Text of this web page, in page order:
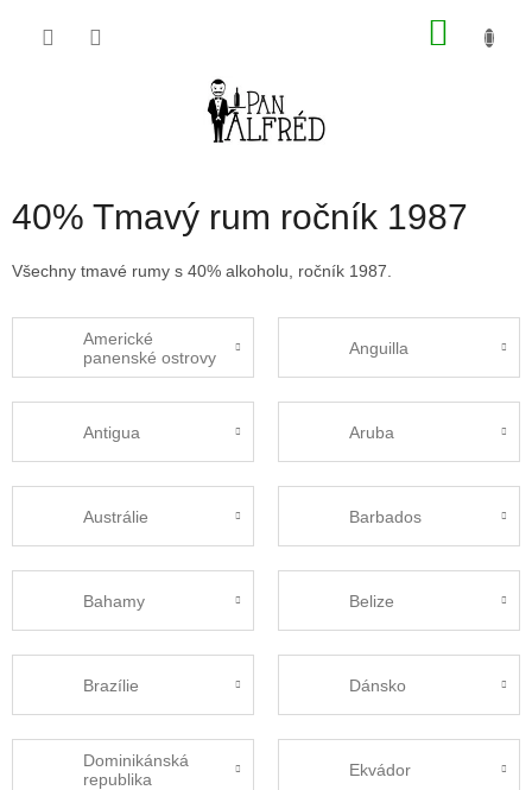
40% Tmavý rum ročník 1987
Všechny tmavé rumy s 40% alkoholu, ročník 1987.
Americké
panenské ostrovy
Anguilla
Antigua Aruba
Austrálie Barbados
Bahamy Belize
Brazílie Dánsko
Dominikánská
republika
Ekvádor